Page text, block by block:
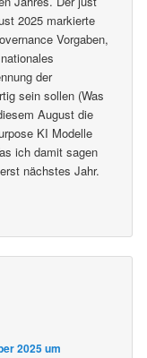
2025 markierte
Vorgaben,
der
sein sollen (Was
August die
KI Modelle
ich damit sagen
nächstes Jahr.
2025 um